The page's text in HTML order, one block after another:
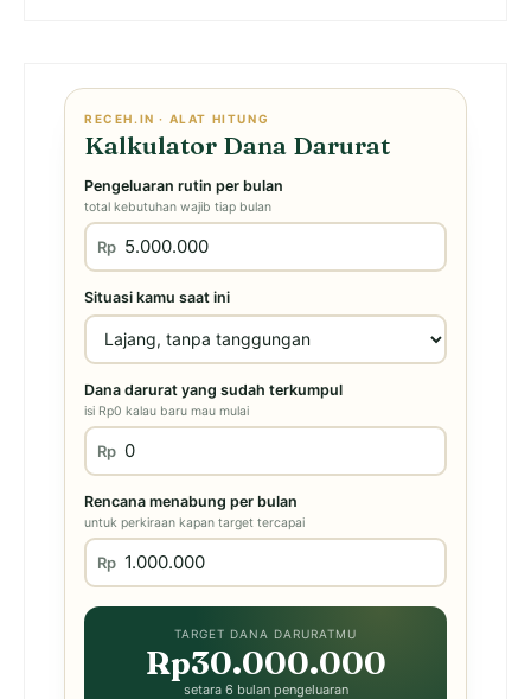
RECEH.IN · ALAT HITUNG
Kalkulator Dana Darurat
Pengeluaran rutin per bulan
total kebutuhan wajib tiap bulan
Rp
Situasi kamu saat ini
Dana darurat yang sudah terkumpul
isi Rp0 kalau baru mau mulai
Rp
Rencana menabung per bulan
untuk perkiraan kapan target tercapai
Rp
TARGET DANA DARURATMU
Rp30.000.000
setara 6 bulan pengeluaran